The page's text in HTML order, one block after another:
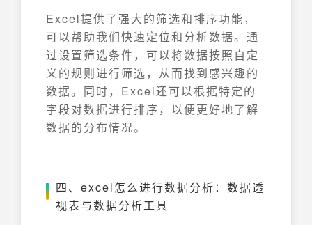
Excel提供了强大的筛选和排序功能，
可以帮助我们快速定位和分析数据。通
过设置筛选条件，可以将数据按照自定
义的规则进行筛选，从而找到感兴趣的
数据。同时，Excel还可以根据特定的
字段对数据进行排序，以便更好地了解
数据的分布情况。
四、excel怎么进行数据分析：数据透
视表与数据分析工具